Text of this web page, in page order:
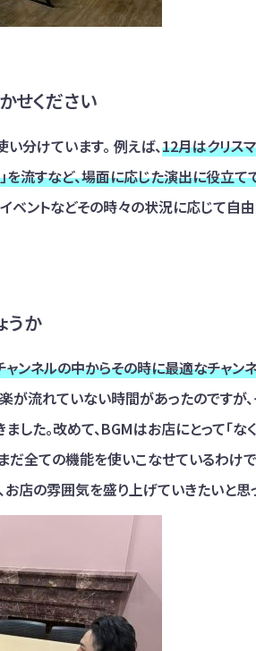
せください
分けています。 例えば、12月はクリス
流すなど、場面に応じた演出に役立て
ベントなどその時々の状況に応じて自
うか
ンネルの中からその時に最適なチャン
が流れていない時間があったのですが
した。改めて、BGMはお店にとって「な
だ全ての機能を使いこなせているわけ
お店の雰囲気を盛り上げていきたいと思